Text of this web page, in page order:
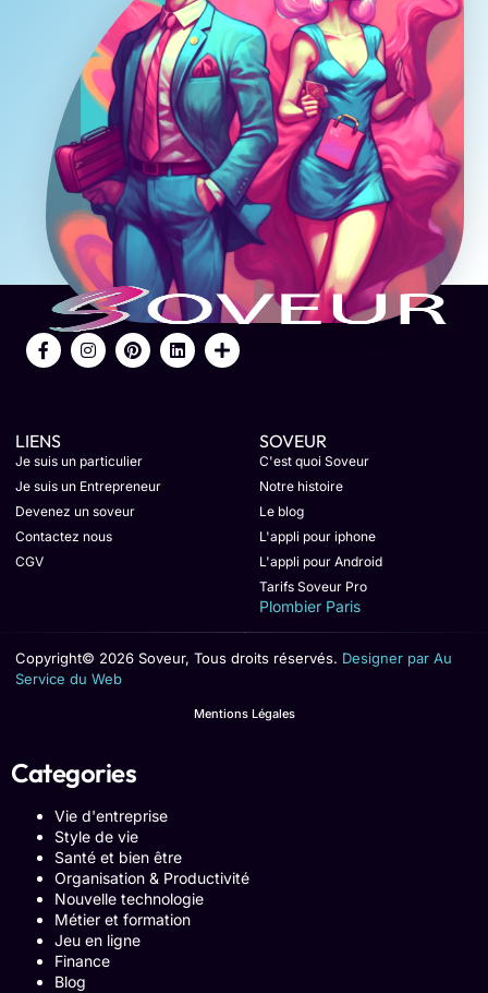
LIENS
Je suis un particulier
Je suis un Entrepreneur
Devenez un soveur
Contactez nous
CGV
SOVEUR
C'est quoi Soveur
Notre histoire
Le blog
L'appli pour iphone
L'appli pour Android
Tarifs Soveur Pro
Plombier Paris
Copyright© 2026 Soveur, Tous droits réservés. Designer par Au
Service du Web
Mentions Légales
Categories
Vie d'entreprise
Style de vie
Santé et bien être
Organisation & Productivité
Nouvelle technologie
Métier et formation
Jeu en ligne
Finance
Blog